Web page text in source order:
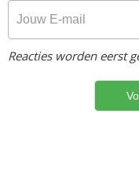
Reacties worden eerst